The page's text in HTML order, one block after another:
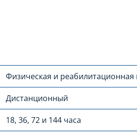
Физическая и
Дистанционный
18, 36, 72 и 144 часа